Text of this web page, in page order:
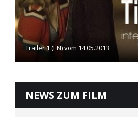
Trailer 1 (EN) vom 14.05.2013
NEWS ZUM FILM